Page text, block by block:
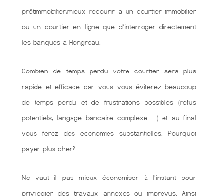
prêtimmobilier,mieux recourir à un courtier immobilier
ou un courtier en ligne que d’interroger directement
les banques à Hongreau.
Combien de temps perdu votre courtier sera plus
rapide et efficace car vous vous éviterez beaucoup
de temps perdu et de frustrations possibles (refus
potentiels, langage bancaire complexe …) et au final
vous ferez des économies substantielles. Pourquoi
payer plus cher?.
Ne vaut il pas mieux économiser à l'instant pour
privilégier des travaux annexes ou imprévus. Ainsi